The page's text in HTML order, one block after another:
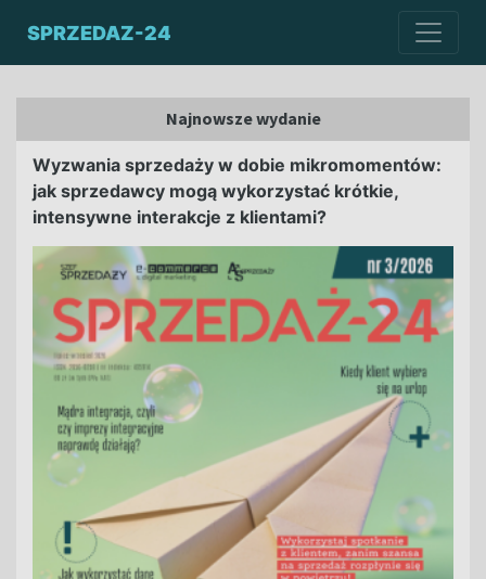
SPRZEDAZ-24
Najnowsze wydanie
Wyzwania sprzedaży w dobie mikromomentów:
jak sprzedawcy mogą wykorzystać krótkie,
intensywne interakcje z klientami?